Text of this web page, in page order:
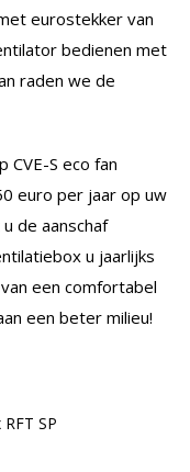
eurostekker van
bedienen met
raden we de
S eco fan
euro per jaar op uw
de aanschaf
u jaarlijks
een comfortabel
een beter milieu!
SP